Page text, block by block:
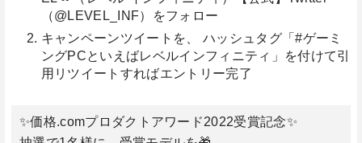
（@LEVEL_INF）をフォロー
キャンペーンツイートを、 ハッシュタグ「#ゲーミ
ングPCといえばレベルインフィニティ」を付けて引
用リツイートすればエントリー完了
✨価格.comプロダクトアワード2022受賞記念✨